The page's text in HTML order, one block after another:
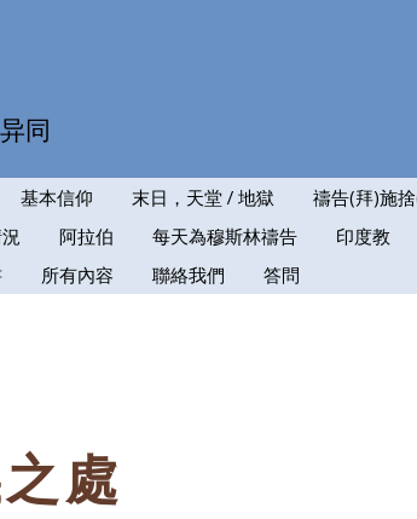
同
基本信仰 末日，天堂 / 地獄 禱告(拜)施
阿拉伯 每天為穆斯林禱告 印度教
所有內容 聯絡我們 答問
處